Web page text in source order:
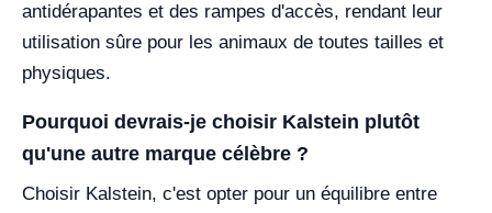
antidérapantes et des rampes d'accès, rendant leur
utilisation sûre pour les animaux de toutes tailles et
physiques.
Pourquoi devrais-je choisir Kalstein plutôt
qu'une autre marque célèbre ?
Choisir Kalstein, c'est opter pour un équilibre entre